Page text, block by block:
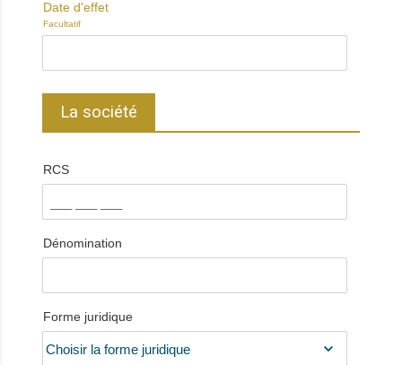
Date d'effet
Facultatif
La société
RCS
Dénomination
Forme juridique